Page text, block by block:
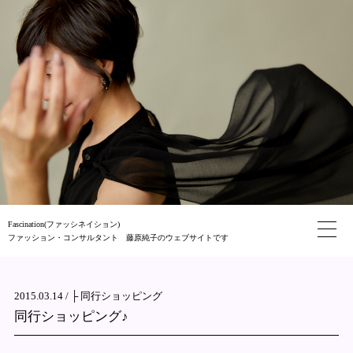
Fascination(ファッシネイション)
ファッション・コンサルタント 藤原純子のウェブサイトです
2015.03.14 / ├ 同行ショッピング
同行ショッピング♪